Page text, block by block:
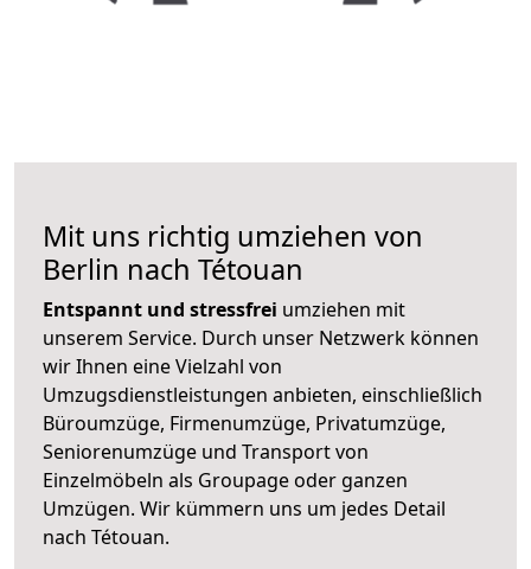
Mit uns richtig umziehen von
Berlin nach Tétouan
Entspannt und stressfrei umziehen mit
unserem Service. Durch unser Netzwerk können
wir Ihnen eine Vielzahl von
Umzugsdienstleistungen anbieten, einschließlich
Büroumzüge, Firmenumzüge, Privatumzüge,
Seniorenumzüge und Transport von
Einzelmöbeln als Groupage oder ganzen
Umzügen. Wir kümmern uns um jedes Detail
nach Tétouan.